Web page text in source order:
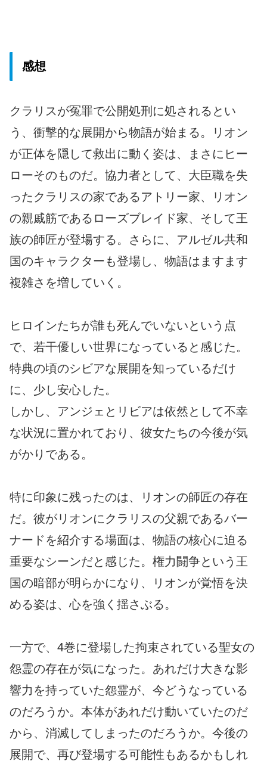
感想
クラリスが冤罪で公開処刑に処されるとい
う、衝撃的な展開から物語が始まる。リオン
が正体を隠して救出に動く姿は、まさにヒー
ローそのものだ。協力者として、大臣職を失
ったクラリスの家であるアトリー家、リオン
の親戚筋であるローズブレイド家、そして王
族の師匠が登場する。さらに、アルゼル共和
国のキャラクターも登場し、物語はますます
複雑さを増していく。
ヒロインたちが誰も死んでいないという点
で、若干優しい世界になっていると感じた。
特典の頃のシビアな展開を知っているだけ
に、少し安心した。
しかし、アンジェとリビアは依然として不幸
な状況に置かれており、彼女たちの今後が気
がかりである。
特に印象に残ったのは、リオンの師匠の存在
だ。彼がリオンにクラリスの父親であるバー
ナードを紹介する場面は、物語の核心に迫る
重要なシーンだと感じた。権力闘争という王
国の暗部が明らかになり、リオンが覚悟を決
める姿は、心を強く揺さぶる。
一方で、4巻に登場した拘束されている聖女の
怨霊の存在が気になった。あれだけ大きな影
響力を持っていた怨霊が、今どうなっている
のだろうか。本体があれだけ動いていたのだ
から、消滅してしまったのだろうか。今後の
展開で、再び登場する可能性もあるかもしれ